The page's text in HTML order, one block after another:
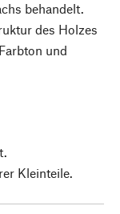
behandelt.
des Holzes
und
Kleinteile.